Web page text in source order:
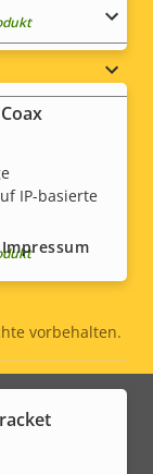
IP-basierte
vorbehalten.
Impressum